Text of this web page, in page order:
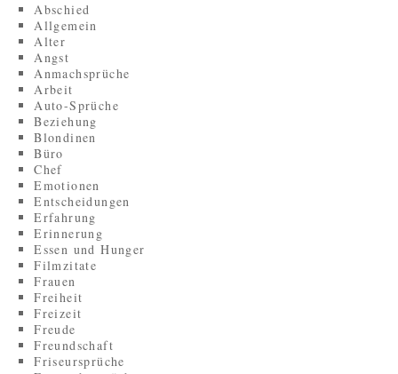
Abschied
Allgemein
Alter
Angst
Anmachsprüche
Arbeit
Auto-Sprüche
Beziehung
Blondinen
Büro
Chef
Emotionen
Entscheidungen
Erfahrung
Erinnerung
Essen und Hunger
Filmzitate
Frauen
Freiheit
Freizeit
Freude
Freundschaft
Friseursprüche